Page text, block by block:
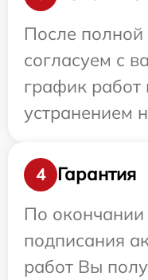
После
согласуем с
график работ
устранением
4
Гарантия
По
подписания
работ Вы